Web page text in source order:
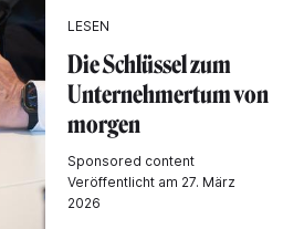
LESEN
Die Schlüssel zum
Unternehmertum von
morgen
Sponsored content
Veröffentlicht am 27. März
2026